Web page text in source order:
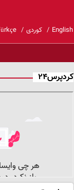
English کوردی
کردپرس۲۴